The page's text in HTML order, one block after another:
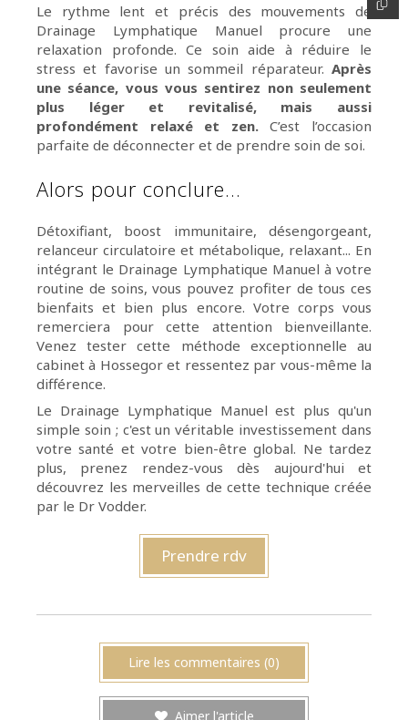
Le rythme lent et précis des mouvements de
Drainage Lymphatique Manuel procure une
relaxation profonde. Ce soin aide à réduire le
stress et favorise un sommeil réparateur. Après
une séance, vous vous sentirez non seulement
plus léger et revitalisé, mais aussi
profondément relaxé et zen.C’est l’occasion
parfaite de déconnecter et de prendre soin de soi.
Alors pour conclure...
Détoxifiant, boost immunitaire, désengorgeant,
relanceur circulatoire et métabolique, relaxant... En
intégrant le Drainage Lymphatique Manuel à votre
routine de soins, vous pouvez profiter de tous ces
bienfaits et bien plus encore. Votre corps vous
remerciera pour cette attention bienveillante.
Venez tester cette méthode exceptionnelle au
cabinet à Hossegor et ressentez par vous-même la
différence.
Le Drainage Lymphatique Manuel est plus qu'un
simple soin ; c'est un véritable investissement dans
votre santé et votre bien-être global. Ne tardez
plus, prenez rendez-vous dès aujourd'hui et
découvrez les merveilles de cette technique créée
par le Dr Vodder.
Prendre rdv
Lire les commentaires (0)
Aimer l'article